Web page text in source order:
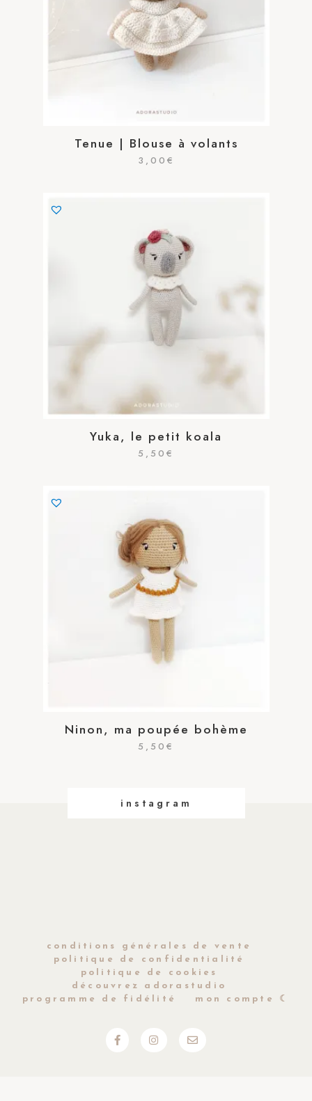
Tenue | Blouse à volants
3,00 €
Yuka, le petit koala
5,50 €
Ninon, ma poupée bohème
5,50 €
instagram
conditions générales de vente
politique de confidentialité
politique de cookies
découvrez adorastudio
programme de fidélité
mon compte ☾